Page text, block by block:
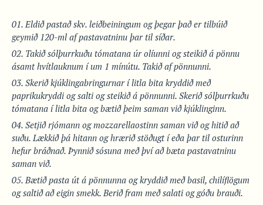
Eldið pastað skv. leiðbeiningum og þegar það er tilbúið
geymið 120-ml af pastavatninu þar til síðar.
Takið sólþurrkuðu tómatana úr olíunni og steikið á pönnu
ásamt hvítlauknum í um 1 mínútu. Takið af pönnunni.
Skerið kjúklingabringurnar í litla bita kryddið með
paprikukryddi og salti og steikið á pönnunni. Skerið sólþurrkuðu
tómatana í litla bita og bætið þeim saman við kjúklinginn.
Setjið rjómann og mozzarellaostinn saman við og hitið að
suðu. Lækkið þá hitann og hrærið stöðugt í eða þar til osturinn
hefur bráðnað. Þynnið sósuna með því að bæta pastavatninu
saman við.
Bætið pasta út á pönnunna og kryddið með basil, chilíflögum
og saltið að eigin smekk.Berið fram með salati og góðu brauði.